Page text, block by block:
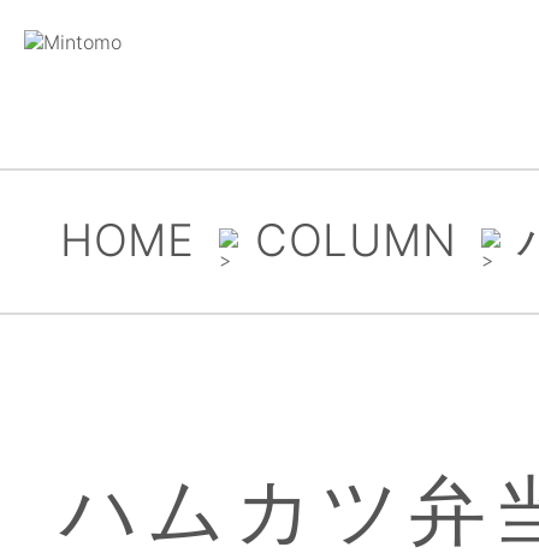
HOME COLUMN
ハムカツ弁